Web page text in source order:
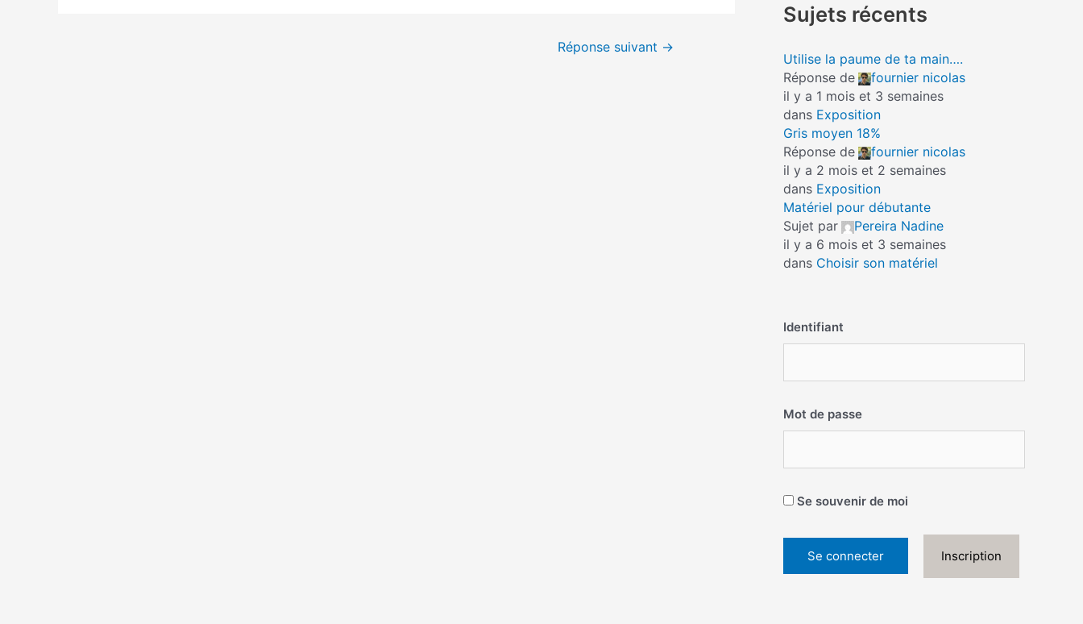
Réponse suivant →
Sujets récents
Utilise la paume de ta main….
Réponse de
fournier nicolas
il y a 1 mois et 3 semaines
dans Exposition
Gris moyen 18%
Réponse de
fournier nicolas
il y a 2 mois et 2 semaines
dans Exposition
Matériel pour débutante
Sujet par
Pereira Nadine
il y a 6 mois et 3 semaines
dans Choisir son matériel
Identifiant
Mot de passe
Se souvenir de moi
Inscription